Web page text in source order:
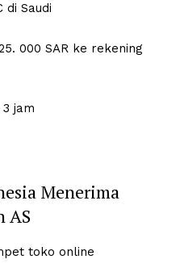
Saudi
000 SAR ke rekening
jam
Menerima
AS
toko online